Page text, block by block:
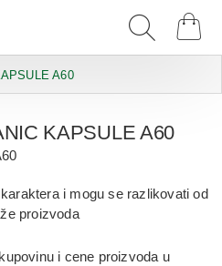
A60
KAPSULE A60
i mogu se razlikovati od
proizvoda
i cene proizvoda u